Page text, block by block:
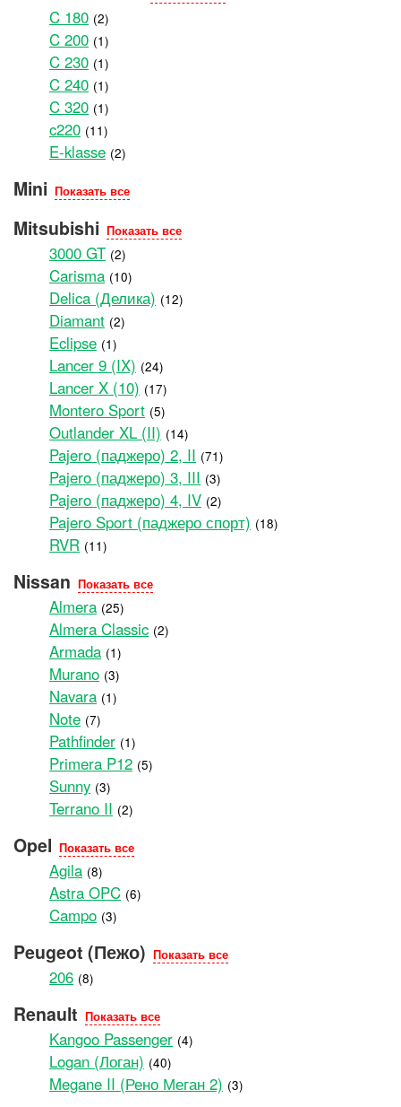
C 180 (2)
C 200 (1)
C 230 (1)
C 240 (1)
C 320 (1)
c220 (11)
E-klasse (2)
Mini Показать все
Mitsubishi Показать все
3000 GT (2)
Carisma (10)
Delica (Делика) (12)
Diamant (2)
Eclipse (1)
Lancer 9 (IX) (24)
Lancer X (10) (17)
Montero Sport (5)
Outlander XL (II) (14)
Pajero (паджеро) 2, II (71)
Pajero (паджеро) 3, III (3)
Pajero (паджеро) 4, IV (2)
Pajero Sport (паджеро спорт) (18)
RVR (11)
Nissan Показать все
Almera (25)
Almera Classic (2)
Armada (1)
Murano (3)
Navara (1)
Note (7)
Pathfinder (1)
Primera P12 (5)
Sunny (3)
Terrano II (2)
Opel Показать все
Agila (8)
Astra OPC (6)
Campo (3)
Peugeot (Пежо) Показать все
206 (8)
Renault Показать все
Kangoo Passenger (4)
Logan (Логан) (40)
Megane II (Рено Меган 2) (3)